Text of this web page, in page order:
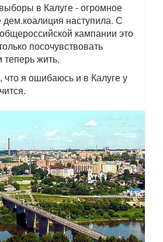
в Калуге - огромное
дем.коалиция наступила. С
кампании это
посочувствовать
жить.
я ошибаюсь и в Калуге у